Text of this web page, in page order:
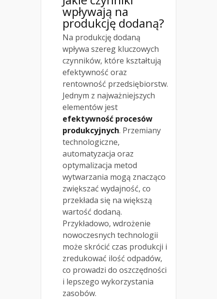
wpływają na
produkcję dodaną?
Na produkcję dodaną
wpływa szereg kluczowych
czynników, które kształtują
efektywność oraz
rentowność przedsiębiorstw.
Jednym z najważniejszych
elementów jest
efektywność procesów
produkcyjnych. Przemiany
technologiczne,
automatyzacja oraz
optymalizacja metod
wytwarzania mogą znacząco
zwiększać wydajność, co
przekłada się na większą
wartość dodaną.
Przykładowo, wdrożenie
nowoczesnych technologii
może skrócić czas produkcji i
zredukować ilość odpadów,
co prowadzi do oszczędności
i lepszego wykorzystania
zasobów.